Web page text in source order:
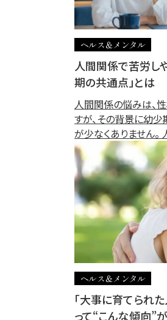
ヘルス＆メンタル
人間関係で苦労し
期の共通点」とは
人間関係の悩みは、
すが、その背景に幼
が少なくありません
ヘルス＆メンタル
「大事に育てられ
って“こんな傾向”